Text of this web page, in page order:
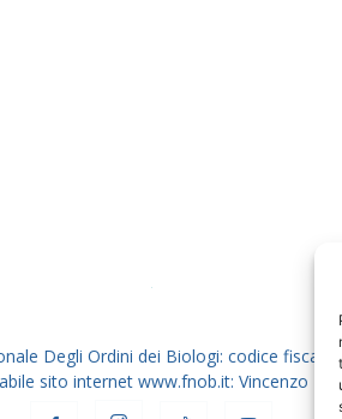
dei
Degli Ordini dei Biologi: codice fiscale
sito internet www.fnob.it: Vincenzo